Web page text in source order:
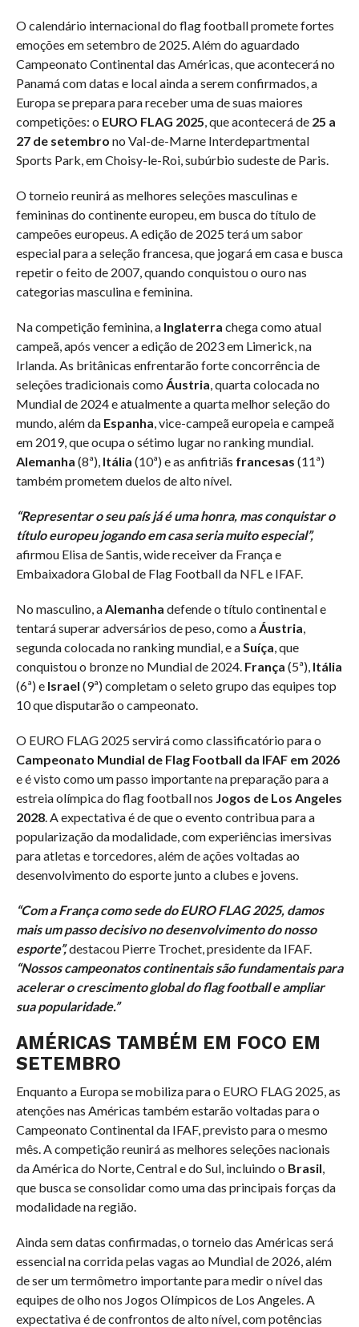
O calendário internacional do flag football promete fortes
emoções em setembro de 2025. Além do aguardado
Campeonato Continental das Américas, que acontecerá no
Panamá com datas e local ainda a serem confirmados, a
Europa se prepara para receber uma de suas maiores
competições: o EURO FLAG 2025, que acontecerá de 25 a
27 de setembro no Val-de-Marne Interdepartmental
Sports Park, em Choisy-le-Roi, subúrbio sudeste de Paris.
O torneio reunirá as melhores seleções masculinas e
femininas do continente europeu, em busca do título de
campeões europeus. A edição de 2025 terá um sabor
especial para a seleção francesa, que jogará em casa e busca
repetir o feito de 2007, quando conquistou o ouro nas
categorias masculina e feminina.
Na competição feminina, a Inglaterra chega como atual
campeã, após vencer a edição de 2023 em Limerick, na
Irlanda. As britânicas enfrentarão forte concorrência de
seleções tradicionais como Áustria, quarta colocada no
Mundial de 2024 e atualmente a quarta melhor seleção do
mundo, além da Espanha, vice-campeã europeia e campeã
em 2019, que ocupa o sétimo lugar no ranking mundial.
Alemanha (8ª), Itália (10ª) e as anfitriãs francesas (11ª)
também prometem duelos de alto nível.
“Representar o seu país já é uma honra, mas conquistar o
título europeu jogando em casa seria muito especial”,
afirmou Elisa de Santis, wide receiver da França e
Embaixadora Global de Flag Football da NFL e IFAF.
No masculino, aAlemanha defende o título continental e
tentará superar adversários de peso, como aÁustria,
segunda colocada no ranking mundial, e aSuíça, que
conquistou o bronze no Mundial de 2024. França (5ª), Itália
(6ª) e Israel (9ª) completam o seleto grupo das equipes top
10 que disputarão o campeonato.
O EURO FLAG 2025 servirá como classificatório para o
Campeonato Mundial de Flag Football da IFAF em 2026
e é visto como um passo importante na preparação para a
estreia olímpica do flag football nos Jogos de Los Angeles
2028. A expectativa é de que o evento contribua para a
popularização da modalidade, com experiências imersivas
para atletas e torcedores, além de ações voltadas ao
desenvolvimento do esporte junto a clubes e jovens.
“Com a França como sede do EURO FLAG 2025, damos
mais um passo decisivo no desenvolvimento do nosso
esporte”,destacou Pierre Trochet, presidente da IFAF.
“Nossos campeonatos continentais são fundamentais para
acelerar o crescimento global do flag football e ampliar
sua popularidade.”
AMÉRICAS TAMBÉM EM FOCO EM
SETEMBRO
Enquanto a Europa se mobiliza para o EURO FLAG 2025, as
atenções nas Américas também estarão voltadas para o
Campeonato Continental da IFAF, previsto para o mesmo
mês. A competição reunirá as melhores seleções nacionais
da América do Norte, Central e do Sul, incluindo o Brasil,
que busca se consolidar como uma das principais forças da
modalidade na região.
Ainda sem datas confirmadas, o torneio das Américas será
essencial na corrida pelas vagas ao Mundial de 2026, além
de ser um termômetro importante para medir o nível das
equipes de olho nos Jogos Olímpicos de Los Angeles. A
expectativa é de confrontos de alto nível, com potências